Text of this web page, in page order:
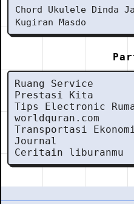
Chord Ukulele Dinda
Kugiran Masdo
Ruang Service
Prestasi Kita
Tips Electronic
worldquran.com
Transportasi
Journal
Ceritain liburanmu